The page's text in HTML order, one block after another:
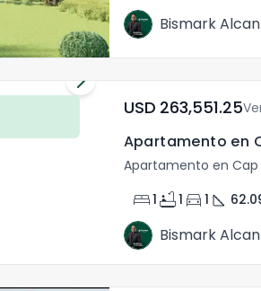
Bismark
USD	263,551.25
Apartamento en
bed1 bathtub1 directions_car 1 square_foot
Bismark